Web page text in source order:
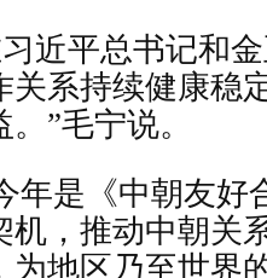
近平总书记和
关系持续健康稳
”毛宁说。
年是《中朝友好
机，推动中朝关
为地区乃至世界